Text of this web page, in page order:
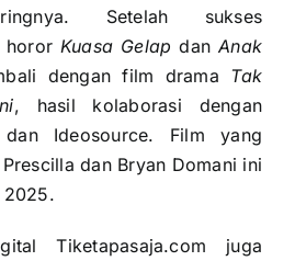
Setelah sukses
horor Kuasa Gelap danAnak
dengan film drama Tak
, hasil kolaborasi dengan
dan Ideosource. Film yang
dan Bryan Domani ini
2025.
Tiketapasaja.com juga